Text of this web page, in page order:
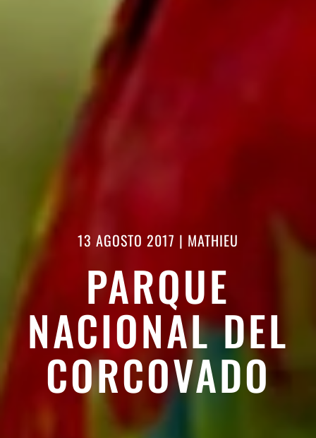
13 AGOSTO 2017 | MATHIEU
PARQUE
NACIONAL DEL
CORCOVADO